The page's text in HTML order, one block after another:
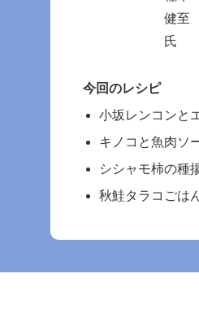
健至
氏
今回のレシピ
小坂レンコンと
キノコと魚肉ソ
シシャモ柿の種
秋鮭タラコごは